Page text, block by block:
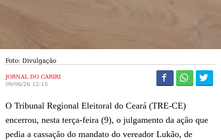
Foto: Divulgação
JORNAL DO CARIRI
09/06/26 12:15
O Tribunal Regional Eleitoral do Ceará (TRE-CE)
encerrou, nesta terça-feira (9), o julgamento da ação que
pedia a cassação do mandato do vereador Lukão, de